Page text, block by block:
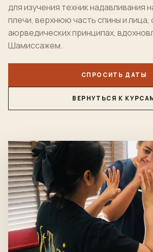
для изучения техник надавливания
плечи, верхнюю часть спины и лица,
аюрведических принципах,
Шамиссажем.
СПРОСИТЬ ДАТЫ
ВЕРНУТЬСЯ К